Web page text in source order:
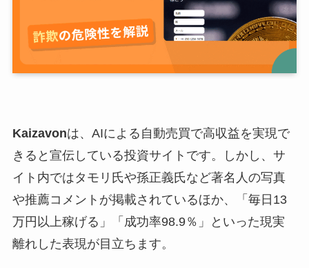
Kaizavonは、AIによる自動売買で高収益を実現で
きると宣伝している投資サイトです。しかし、サ
イト内ではタモリ氏や孫正義氏など著名人の写真
や推薦コメントが掲載されているほか、「毎日13
万円以上稼げる」「成功率98.9％」といった現実
離れした表現が目立ちます。